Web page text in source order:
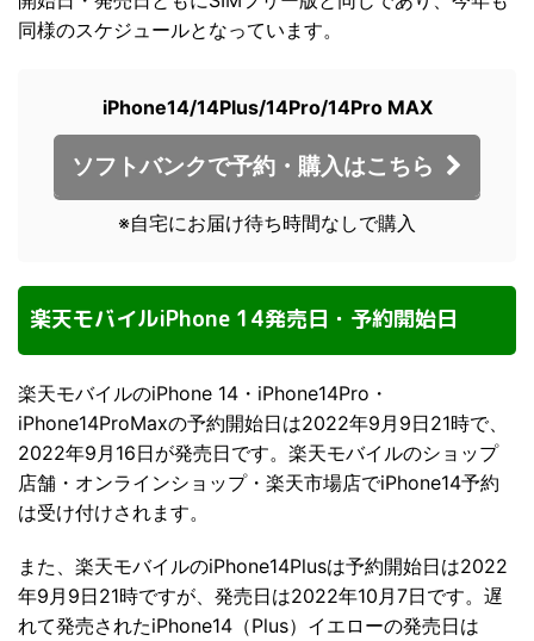
同様のスケジュールとなっています。
iPhone14/14Plus/14Pro/14Pro MAX
ソフトバンクで予約・購入はこちら
※自宅にお届け待ち時間なしで購入
楽天モバイルiPhone 14発売日・予約開始日
楽天モバイルのiPhone 14・iPhone14Pro・
iPhone14ProMaxの予約開始日は2022年9月9日21時で、
2022年9月16日が発売日です。楽天モバイルのショップ
店舗・オンラインショップ・楽天市場店でiPhone14予約
は受け付けされます。
また、楽天モバイルのiPhone14Plusは予約開始日は2022
年9月9日21時ですが、発売日は2022年10月7日です。遅
れて発売されたiPhone14（Plus）イエローの発売日は